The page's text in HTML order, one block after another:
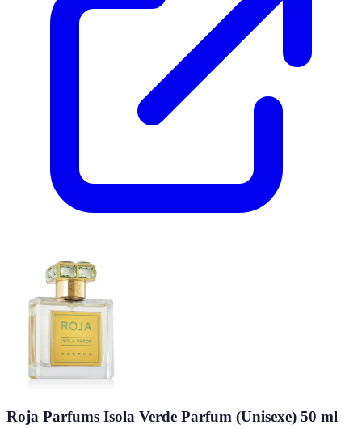
Roja Parfums Isola Verde Parfum (Unisexe) 50 ml